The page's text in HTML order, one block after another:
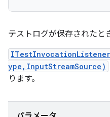
テストログが保存されたと
ype,InputStreamSource)
ります。